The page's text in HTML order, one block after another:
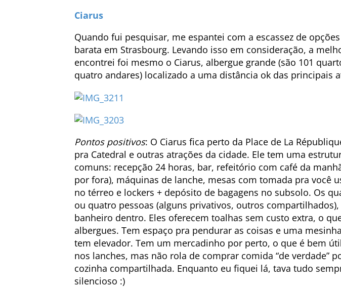
Ciarus
Quando fui pesquisar, me espantei com a escassez de
barata em Strasbourg. Levando isso em consideração, a
encontrei foi mesmo o Ciarus, albergue grande (são 101
quatro andares) localizado a uma distância ok das principais
Pontos positivos: O Ciarus fica perto da Place de La
pra Catedral e outras atrações da cidade. Ele tem uma
comuns: recepção 24 horas, bar, refeitório com café da
por fora), máquinas de lanche, mesas com tomada pra você
no térreo e lockers + depósito de bagagens no subsolo. Os
ou quatro pessoas (alguns privativos, outros
banheiro dentro. Eles oferecem toalhas sem custo extra, o
albergues. Tem espaço pra pendurar as coisas e uma
tem elevador. Tem um mercadinho por perto, o que é bem
nos lanches, mas não rola de comprar comida “de verdade”
cozinha compartilhada. Enquanto eu fiquei lá, tava tudo
silencioso :)